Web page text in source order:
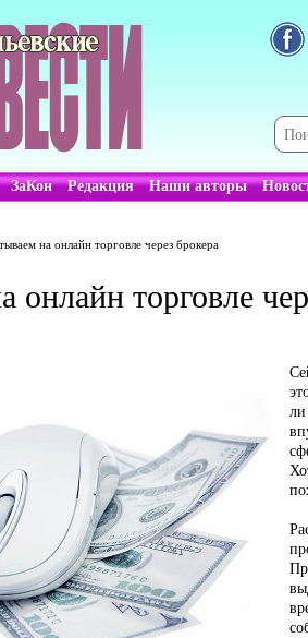
ЗаКон Редакция Наши авторы
на онлайн торговле через брокера
онлайн торговле